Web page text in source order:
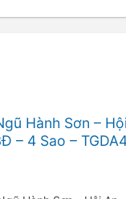
Hành Sơn –
– 4 Sao –